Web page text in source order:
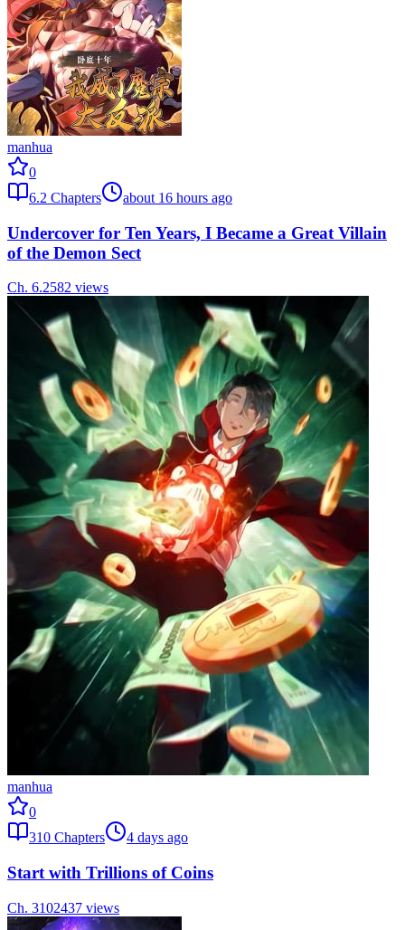
manhua
0
6.2 Chapters about 16 hours ago
Undercover for Ten Years, I Became a Great Villain
of the Demon Sect
Ch. 6.2582 views
manhua
0
310 Chapters 4 days ago
Start with Trillions of Coins
Ch. 3102437 views